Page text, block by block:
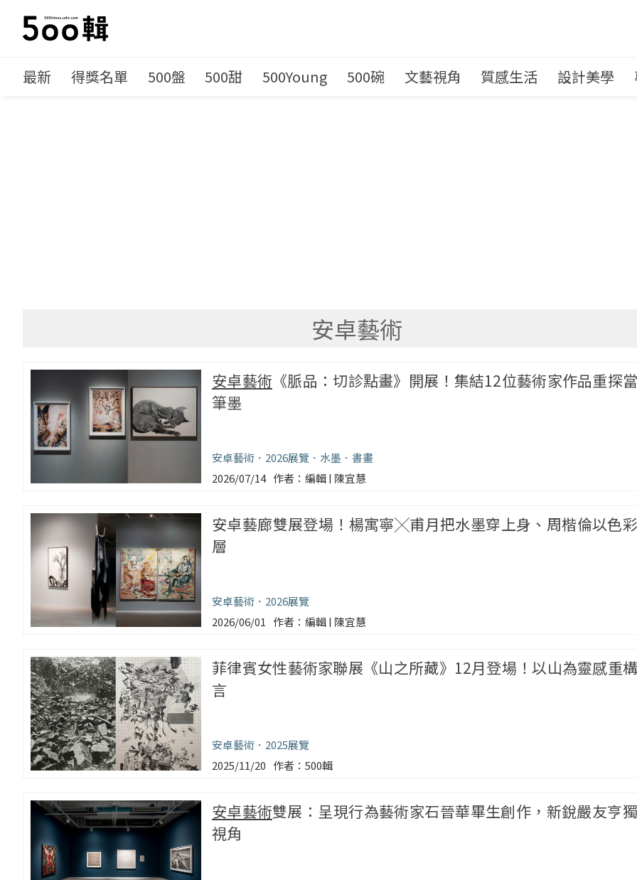
最新 得獎名單 500盤 500甜 500Young 500碗 文藝視角 質感生活 設計美學
安卓藝術
安卓藝術 《脈品：切診點畫》開展！集結12位藝術家作品重探
筆墨
安卓藝術 2026展覽 水墨
書畫
2026/07/14
編輯 | 陳宜慧
安卓藝廊雙展登場！楊寓寧╳甫月把水墨穿上身、周楷倫以色
層
安卓藝術
2026展覽
2026/06/01
編輯 | 陳宜慧
菲律賓女性藝術家聯展《山之所藏》12月登場！以山為靈感重
言
安卓藝術
2025展覽
2025/11/20
500輯
安卓藝術雙展：呈現行為藝術家石晉華畢生創作，新銳嚴友亨
視角